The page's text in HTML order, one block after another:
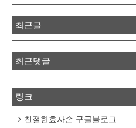
최근글
최근댓글
링크
친절한효자손 구글블로그